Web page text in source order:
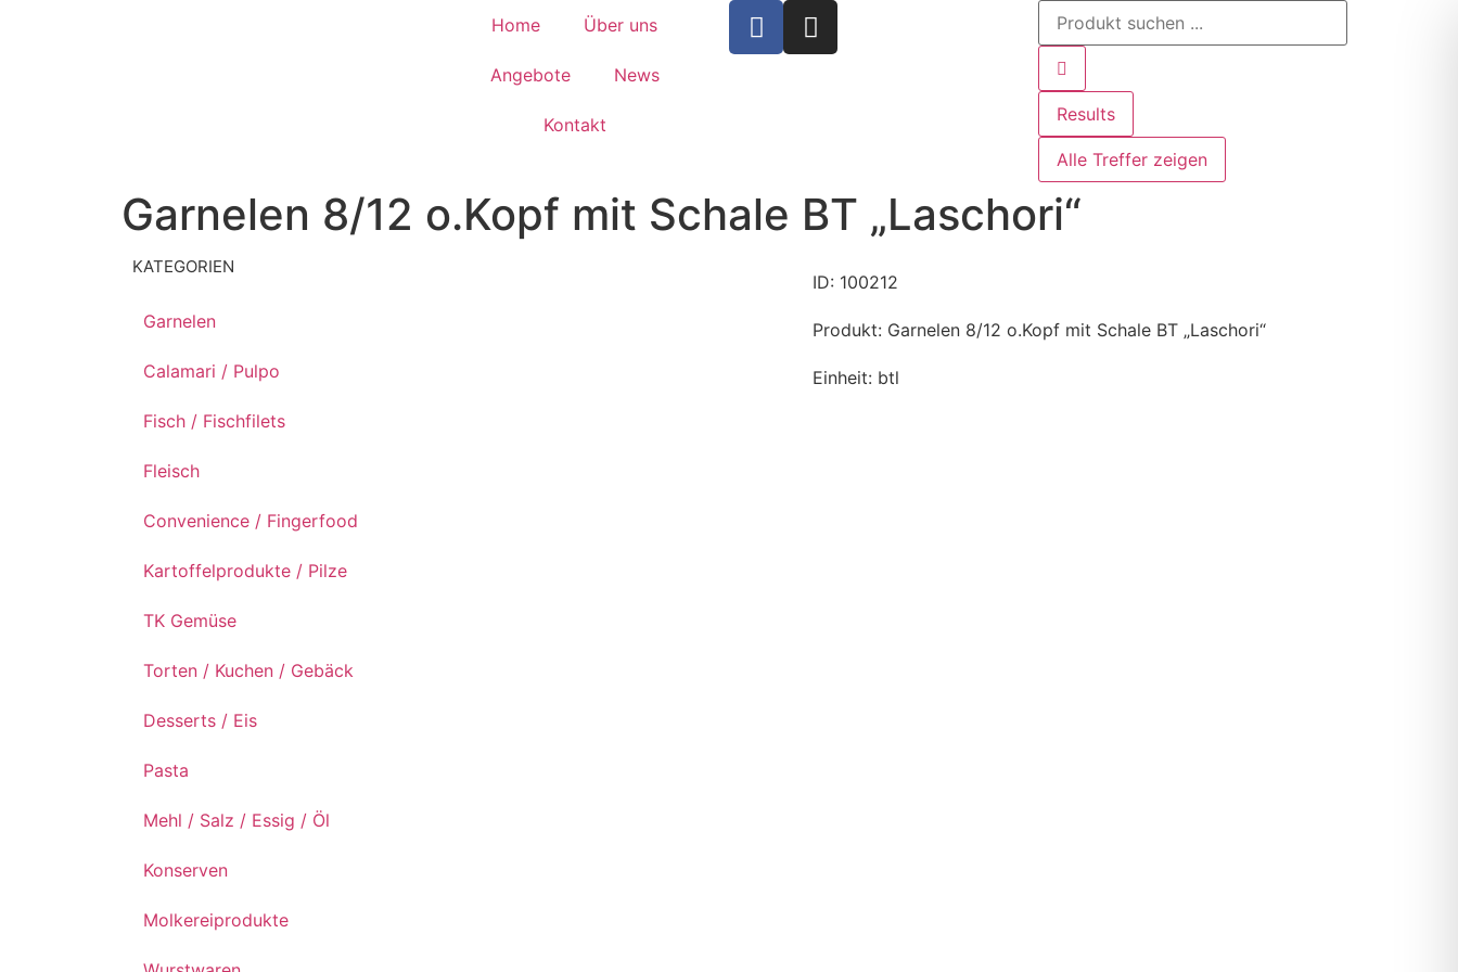
Home Über uns
Angebote News
Kontakt Results
Alle Treffer zeigen
Garnelen 8/12 o.Kopf mit Schale BT „Laschori“
KATEGORIEN
Garnelen
Calamari / Pulpo
Fisch / Fischfilets
Fleisch
Convenience / Fingerfood
Kartoffelprodukte / Pilze
TK Gemüse
Torten / Kuchen / Gebäck
Desserts / Eis
Pasta
Mehl / Salz / Essig / Öl
Konserven
Molkereiprodukte
ID: 100212
Produkt: Garnelen 8/12 o.Kopf mit Schale BT „Laschori“
Einheit: btl